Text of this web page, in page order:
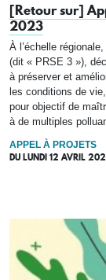
[Retour sur]
2023
À l’échelle
(dit « PRSE 3 »),
à préserver et
les conditions de
pour objectif de
à de multiples
APPEL À PROJETS
DULUNDI 12 AVRIL